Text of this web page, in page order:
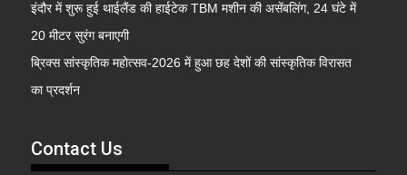
इंदौर में शुरू हुई थाईलैंड की हाईटेक TBM मशीन की असेंबलिंग, 24 घंटे में
20 मीटर सुरंग बनाएगी
ब्रिक्स सांस्कृतिक महोत्सव-2026 में हुआ छह देशों की सांस्कृतिक विरासत
का प्रदर्शन
Contact Us